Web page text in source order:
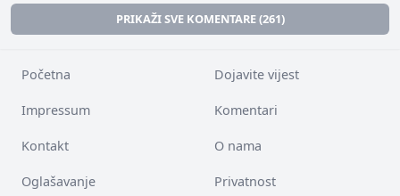
PRIKAŽI SVE KOMENTARE (261)
Početna Dojavite vijest
Impressum Komentari
Kontakt O nama
Oglašavanje Privatnost